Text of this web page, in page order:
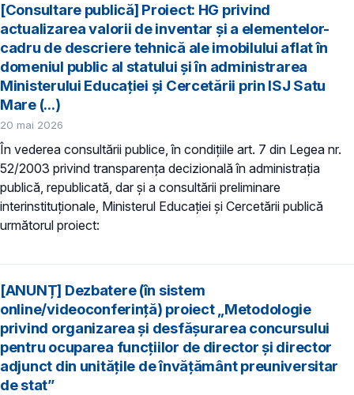
[Consultare publică] Proiect: HG privind
actualizarea valorii de inventar și a elementelor-
cadru de descriere tehnică ale imobilului aflat în
domeniul public al statului și în administrarea
Ministerului Educației și Cercetării prin ISJ Satu
Mare (...)
20 mai 2026
În vederea consultării publice, în condiţiile art. 7 din Legea nr.
52/2003 privind transparenţa decizională în administraţia
publică, republicată, dar și a consultării preliminare
interinstituționale, Ministerul Educaţiei și Cercetării publică
următorul proiect:
[ANUNȚ] Dezbatere (în sistem
online/videoconferință) proiect „Metodologie
privind organizarea și desfășurarea concursului
pentru ocuparea funcțiilor de director și director
adjunct din unitățile de învățământ preuniversitar
de stat”